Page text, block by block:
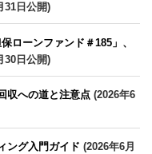
31日公開)
ローンファンド＃185」、
30日公開)
収への道と注意点 (2026年6
ング入門ガイド (2026年6月